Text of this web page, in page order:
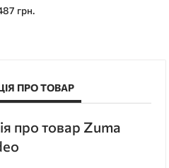
грн.
ПРО ТОВАР
про товар Zuma